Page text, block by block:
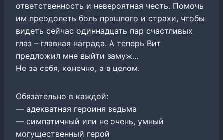
ответственность и невероятная честь. Помочь
им преодолеть боль прошлого и страхи, чтобы
видеть сейчас одиннадцать пар счастливых
глаз – главная награда. А теперь Вит
предложил мне выйти замуж…
Не за себя, конечно, а в целом.
Обязательно в каждой:
— адекватная героиня ведьма
— симпатичный или не очень, умный
могущественный герой